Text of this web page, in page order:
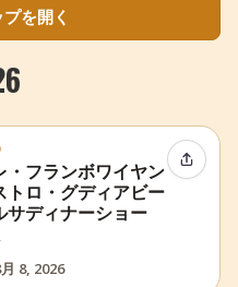
を開く
・フランボワイヤン
トロ・グディアビー
サディナーショー
8, 2026
イベン